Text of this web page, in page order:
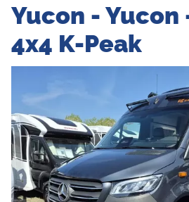
Yucon - Yucon
4x4 K-Peak